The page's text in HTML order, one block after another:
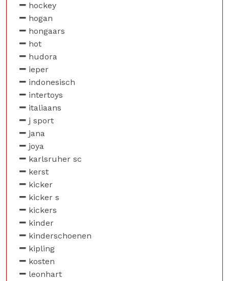
hockey
hogan
hongaars
hot
hudora
ieper
indonesisch
intertoys
italiaans
j sport
jana
joya
karlsruher sc
kerst
kicker
kicker s
kickers
kinder
kinderschoenen
kipling
kosten
leonhart